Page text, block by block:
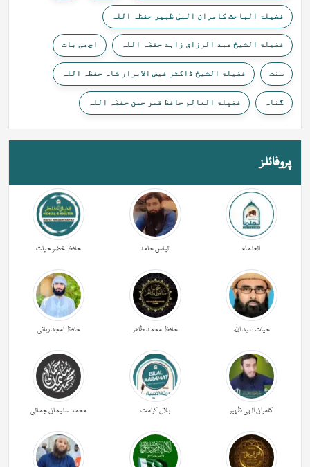
فضیلۃ الباحث کامران الہیٰ ظہیر حفظہ اللہ
فضیلۃ الشیخ عبد الرزاق زاہد حفظہ اللہ اچھی بات
سنت فضیلۃ الشیخ ڈاکٹر فیض الابرار شاہ حفظہ اللہ
گناہ فضیلۃ العالم حافظ قمر حسن حفظہ اللہ
پروفائلز
العلماء الیاس حامد حافظ خضر حیات
حیات عبد اللہ حافظ محمد طاھر حافظ امجد ربانی
کامران الہی ظہیر بلال کرامت محمد سلیمان جمالی